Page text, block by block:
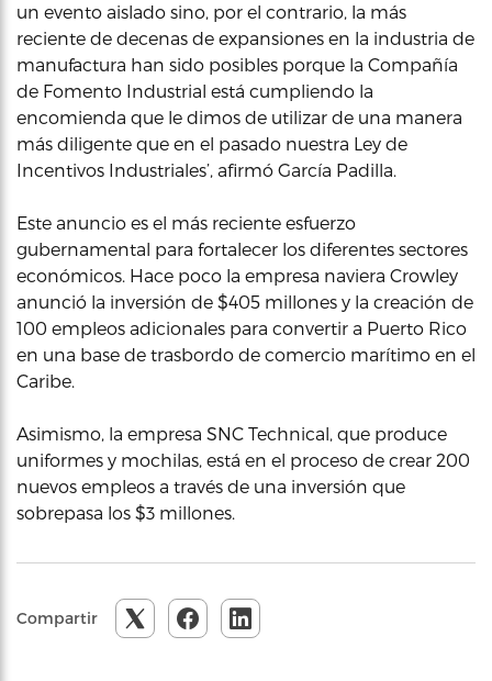
un evento aislado sino, por el contrario, la más
reciente de decenas de expansiones en la industria de
manufactura han sido posibles porque la Compañía
de Fomento Industrial está cumpliendo la
encomienda que le dimos de utilizar de una manera
más diligente que en el pasado nuestra Ley de
Incentivos Industriales’, afirmó García Padilla.
Este anuncio es el más reciente esfuerzo
gubernamental para fortalecer los diferentes sectores
económicos. Hace poco la empresa naviera Crowley
anunció la inversión de $405 millones y la creación de
100 empleos adicionales para convertir a Puerto Rico
en una base de trasbordo de comercio marítimo en el
Caribe.
Asimismo, la empresa SNC Technical, que produce
uniformes y mochilas, está en el proceso de crear 200
nuevos empleos a través de una inversión que
sobrepasa los $3 millones.
Compartir